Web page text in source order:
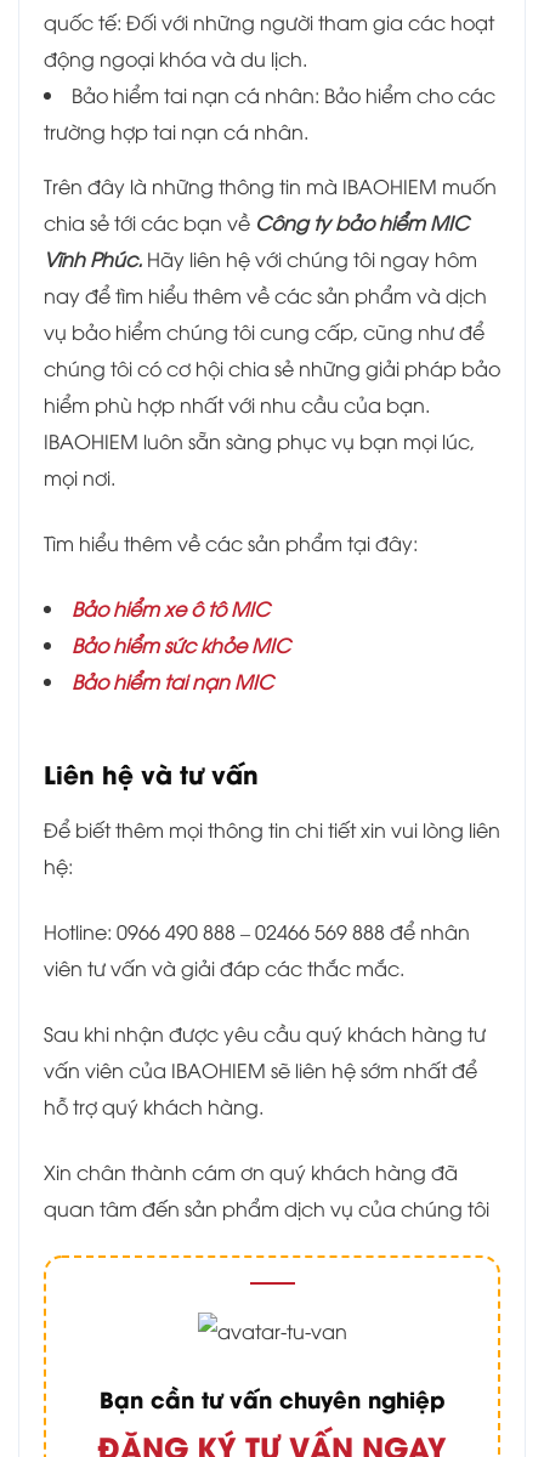
quốc tế: Đối với những người tham gia các hoạt
động ngoại khóa và du lịch.
Bảo hiểm tai nạn cá nhân: Bảo hiểm cho các
trường hợp tai nạn cá nhân.
Trên đây là những thông tin mà IBAOHIEM muốn
chia sẻ tới các bạn về Công ty bảo hiểm MIC
Vĩnh Phúc. Hãy liên hệ với chúng tôi ngay hôm
nay để tìm hiểu thêm về các sản phẩm và dịch
vụ bảo hiểm chúng tôi cung cấp, cũng như để
chúng tôi có cơ hội chia sẻ những giải pháp bảo
hiểm phù hợp nhất với nhu cầu của bạn.
IBAOHIEM luôn sẵn sàng phục vụ bạn mọi lúc,
mọi nơi.
Tìm hiểu thêm về các sản phẩm tại đây:
Bảo hiểm xe ô tô MIC
Bảo hiểm sức khỏe MIC
Bảo hiểm tai nạn MIC
Liên hệ và tư vấn
Để biết thêm mọi thông tin chi tiết xin vui lòng liên
hệ:
Hotline: 0966 490 888 – 02466 569 888 để nhân
viên tư vấn và giải đáp các thắc mắc.
Sau khi nhận được yêu cầu quý khách hàng tư
vấn viên của IBAOHIEM sẽ liên hệ sớm nhất để
hỗ trợ quý khách hàng.
Xin chân thành cám ơn quý khách hàng đã
quan tâm đến sản phẩm dịch vụ của chúng tôi
Bạn cần tư vấn chuyên nghiệp
ĐĂNG KÝ TƯ VẤN NGAY